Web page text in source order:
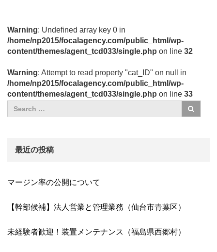
Warning: Undefined array key 0 in
/home/np2015/focalagency.com/public_html/wp-
content/themes/agent_tcd033/single.php on line 32
Warning: Attempt to read property "cat_ID" on null in
/home/np2015/focalagency.com/public_html/wp-
content/themes/agent_tcd033/single.php on line 33
最近の投稿
マージン率の公開について
【幹部候補】法人営業と管理業務（仙台市青葉区）
未経験者歓迎！装置メンテナンス（福島県西郷村）